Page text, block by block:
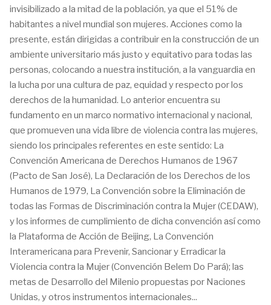
invisibilizado a la mitad de la población, ya que el 51% de
habitantes a nivel mundial son mujeres. Acciones como la
presente, están dirigidas a contribuir en la construcción de un
ambiente universitario más justo y equitativo para todas las
personas, colocando a nuestra institución, a la vanguardia en
la lucha por una cultura de paz, equidad y respecto por los
derechos de la humanidad. Lo anterior encuentra su
fundamento en un marco normativo internacional y nacional,
que promueven una vida libre de violencia contra las mujeres,
siendo los principales referentes en este sentido: La
Convención Americana de Derechos Humanos de 1967
(Pacto de San José), La Declaración de los Derechos de los
Humanos de 1979, La Convención sobre la Eliminación de
todas las Formas de Discriminación contra la Mujer (CEDAW),
y los informes de cumplimiento de dicha convención así como
la Plataforma de Acción de Beijing, La Convención
Interamericana para Prevenir, Sancionar y Erradicar la
Violencia contra la Mujer (Convención Belem Do Pará); las
metas de Desarrollo del Milenio propuestas por Naciones
Unidas, y otros instrumentos internacionales...